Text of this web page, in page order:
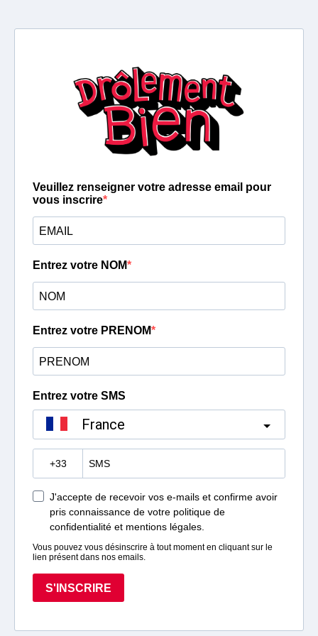
Veuillez renseigner votre adresse email pour
vous inscrire
Entrez votre NOM
Entrez votre PRENOM
Entrez votre SMS
France
J'accepte de recevoir vos e-mails et confirme avoir
pris connaissance de votre politique de
confidentialité et mentions légales.
Vous pouvez vous désinscrire à tout moment en cliquant sur le
lien présent dans nos emails.
S'INSCRIRE